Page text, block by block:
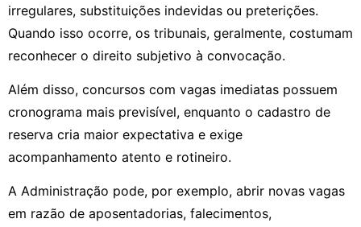
irregulares, substituições indevidas ou preterições.
Quando isso ocorre, os tribunais, geralmente, costumam
reconhecer o direito subjetivo à convocação.
Além disso, concursos com vagas imediatas possuem
cronograma mais previsível, enquanto o cadastro de
reserva cria maior expectativa e exige
acompanhamento atento e rotineiro.
A Administração pode, por exemplo, abrir novas vagas
em razão de aposentadorias, falecimentos,